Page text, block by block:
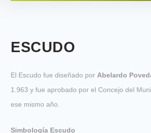
ESCUDO
El Escudo fue diseñado por Abelardo
1.963 y fue aprobado por el Concejo del
ese mismo año.
Simbología Escudo